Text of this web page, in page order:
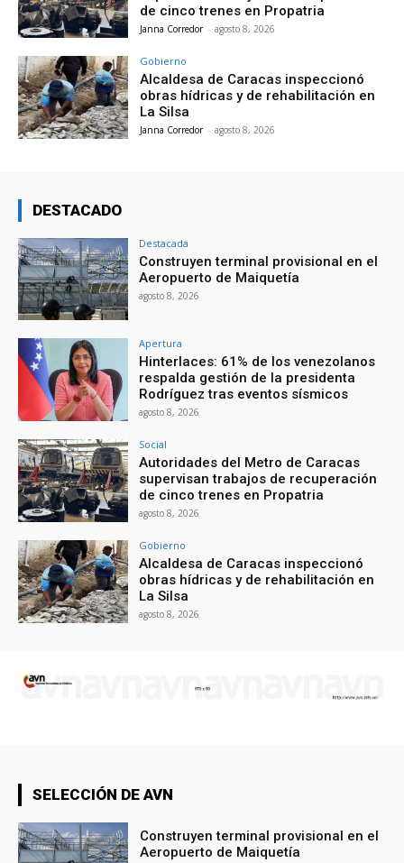
de cinco trenes en Propatria
Janna Corredor - agosto 8, 2026
Gobierno
Alcaldesa de Caracas inspeccionó
obras hídricas y de rehabilitación en
La Silsa
Janna Corredor - agosto 8, 2026
DESTACADO
Destacada
Construyen terminal provisional en el
Aeropuerto de Maiquetía
agosto 8, 2026
Apertura
Hinterlaces: 61% de los venezolanos
respalda gestión de la presidenta
Rodríguez tras eventos sísmicos
agosto 8, 2026
Social
Autoridades del Metro de Caracas
supervisan trabajos de recuperación
de cinco trenes en Propatria
agosto 8, 2026
Gobierno
Alcaldesa de Caracas inspeccionó
obras hídricas y de rehabilitación en
La Silsa
agosto 8, 2026
SELECCIÓN DE AVN
Construyen terminal provisional en el
Aeropuerto de Maiquetía